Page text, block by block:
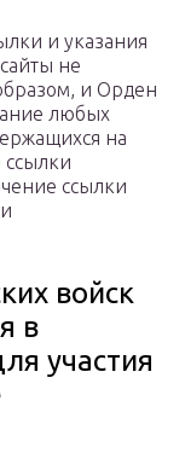
и указания
не
и Орден
любых
на
ссылки
ссылки
войск
в
участия